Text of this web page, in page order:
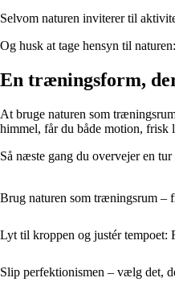
Selvom naturen inviterer til
Og husk at tage hensyn til
En træningsform,
At bruge naturen som
himmel, får du både motion, frisk
Så næste gang du overvejer en
Brug naturen som træningsrum –
Lyt til kroppen og justér tempoet:
Slip perfektionismen – vælg det,